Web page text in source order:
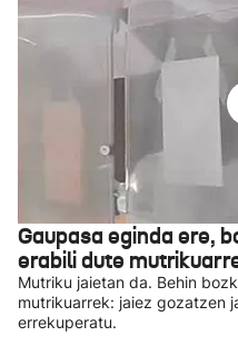
Gaupasa eginda ere,
erabili dute
Mutriku jaietan da. Behin
mutrikuarrek: jaiez gozatzen
errekuperatu.